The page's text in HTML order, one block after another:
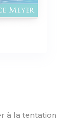
à la tentation